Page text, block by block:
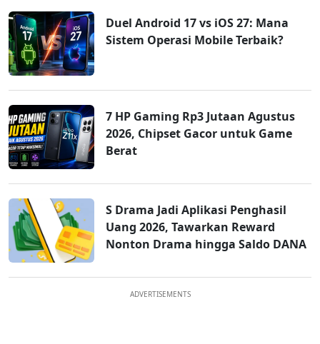
Duel Android 17 vs iOS 27: Mana
Sistem Operasi Mobile Terbaik?
7 HP Gaming Rp3 Jutaan Agustus
2026, Chipset Gacor untuk Game
Berat
S Drama Jadi Aplikasi Penghasil
Uang 2026, Tawarkan Reward
Nonton Drama hingga Saldo DANA
ADVERTISEMENTS